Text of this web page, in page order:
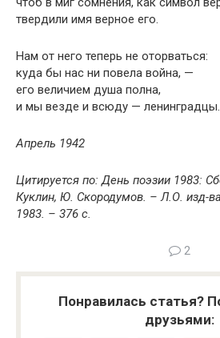
твердили имя верное его.
Нам от него теперь не оторваться:
куда бы нас ни повела война, —
его величием душа полна,
и мы везде и всюду — ленинградцы.
Апрель 1942
Цитируется по: День поэзии 1983:
Куклин, Ю. Скородумов. – Л.О. изд-ва
1983. – 376 с.
2
Понравилась статья?
друзьями: